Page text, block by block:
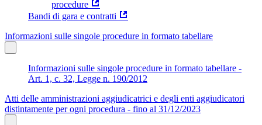
procedure
Bandi di gara e contratti
Informazioni sulle singole procedure in formato tabellare
Informazioni sulle singole procedure in formato tabellare -
Art. 1, c. 32, Legge n. 190/2012
Atti delle amministrazioni aggiudicatrici e degli enti aggiudicatori
distintamente per ogni procedura - fino al 31/12/2023